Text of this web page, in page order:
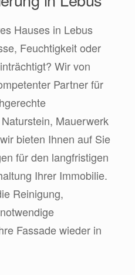
Hauses in Lebus
Feuchtigkeit oder
Wir von
Partner für
Mauerwerk
bieten Ihnen auf Sie
für den langfristigen
Ihrer Immobilie.
Reinigung,
Fassade wieder in